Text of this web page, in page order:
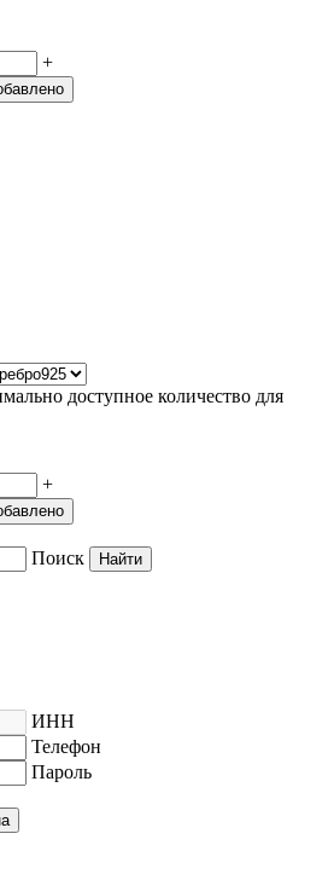
+
доступное количество для
+
Поиск Найти
ИНН
Телефон
Пароль